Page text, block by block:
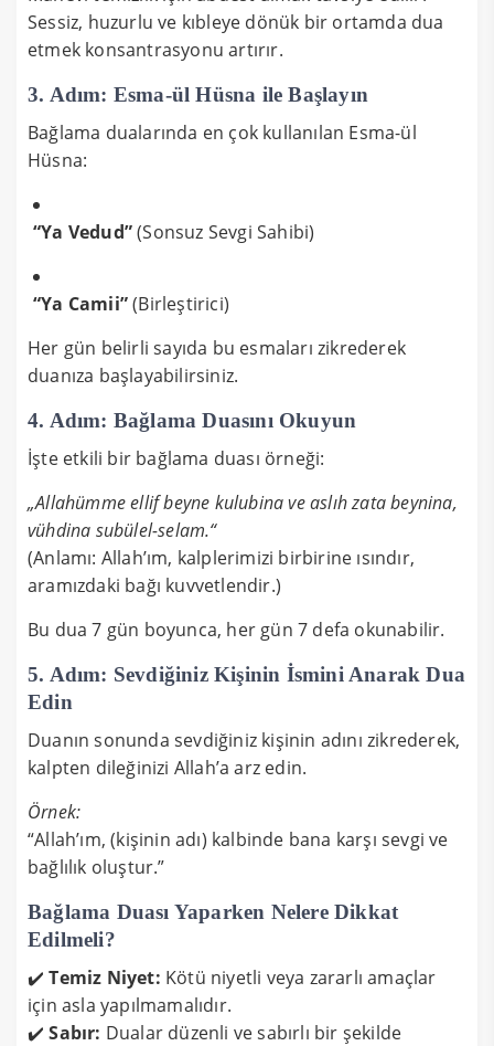
Sessiz, huzurlu ve kıbleye dönük bir ortamda dua
etmek konsantrasyonu artırır.
3. Adım: Esma-ül Hüsna ile Başlayın
Bağlama dualarında en çok kullanılan Esma-ül
Hüsna:
“Ya Vedud”(Sonsuz Sevgi Sahibi)
“Ya Camii”(Birleştirici)
Her gün belirli sayıda bu esmaları zikrederek
duanıza başlayabilirsiniz.
4. Adım: Bağlama Duasını Okuyun
İşte etkili bir bağlama duası örneği:
„Allahümme ellif beyne kulubina ve aslıh zata beynina,
vühdina subülel-selam.“
(Anlamı: Allah’ım, kalplerimizi birbirine ısındır,
aramızdaki bağı kuvvetlendir.)
Bu dua 7 gün boyunca, her gün 7 defa okunabilir.
5. Adım: Sevdiğiniz Kişinin İsmini Anarak Dua
Edin
Duanın sonunda sevdiğiniz kişinin adını zikrederek,
kalpten dileğinizi Allah’a arz edin.
Örnek:
“Allah’ım, (kişinin adı) kalbinde bana karşı sevgi ve
bağlılık oluştur.”
Bağlama Duası Yaparken Nelere Dikkat
Edilmeli?
✔️Temiz Niyet: Kötü niyetli veya zararlı amaçlar
için asla yapılmamalıdır.
✔️Sabır: Dualar düzenli ve sabırlı bir şekilde